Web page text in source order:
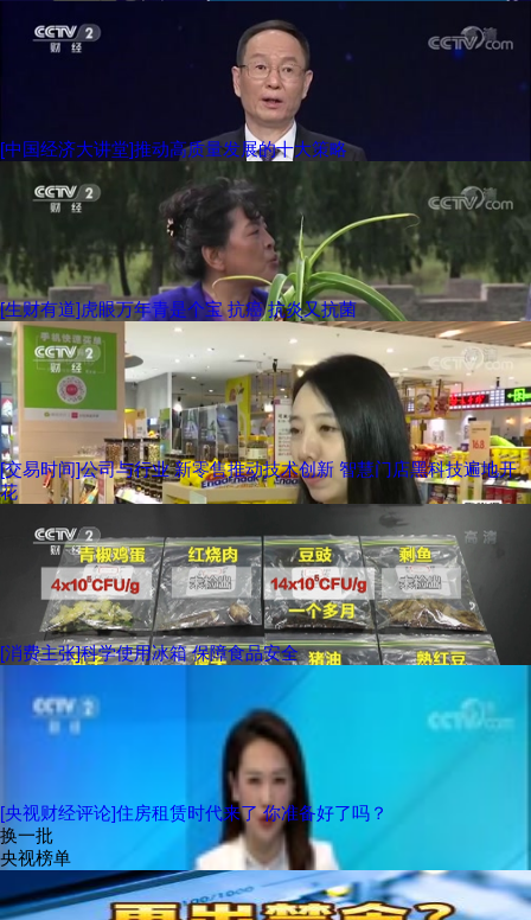
[中国经济大讲堂]推动高质量发展的十大策略
[生财有道]虎眼万年青是个宝 抗癌 抗炎又抗菌
[交易时间]公司与行业 新零售推动技术创新 智慧门店黑科技遍地开
花
[消费主张]科学使用冰箱 保障食品安全
[央视财经评论]住房租赁时代来了 你准备好了吗？
换一批
央视榜单